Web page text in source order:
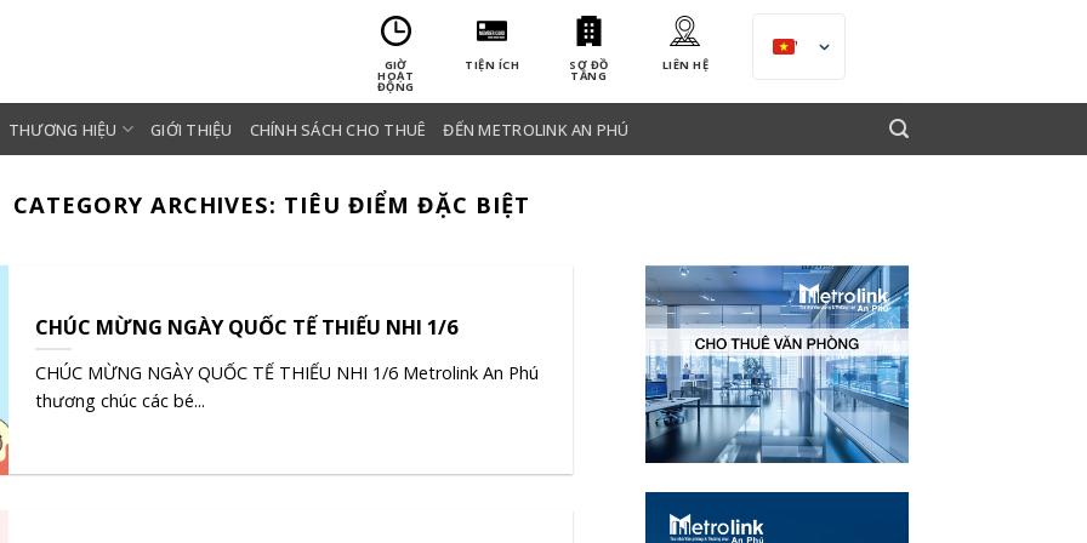
GIỜ
HOẠT
ĐỘNG
TIỆN ÍCH SƠ ĐỒ
TẦNG
LIÊN HỆ
VI
THƯƠNG HIỆU GIỚI THIỆU CHÍNH SÁCH CHO THUÊ ĐẾN METROLINK AN PHÚ
CATEGORY ARCHIVES: TIÊU ĐIỂM ĐẶC BIỆT
CHÚC MỪNG NGÀY QUỐC TẾ THIẾU NHI 1/6
CHÚC MỪNG NGÀY QUỐC TẾ THIẾU NHI 1/6 Metrolink An Phú
thương chúc các bé...